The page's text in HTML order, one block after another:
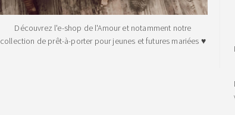
Découvrez l'e-shop de l'Amour et notamment notre
collection de prêt-à-porter pour jeunes et futures mariées ♥